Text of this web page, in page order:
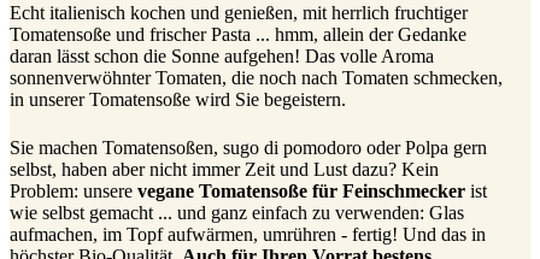
Echt italienisch kochen und genießen, mit herrlich fruchtiger
Tomatensoße und frischer Pasta ... hmm, allein der Gedanke
daran lässt schon die Sonne aufgehen! Das volle Aroma
sonnenverwöhnter Tomaten, die noch nach Tomaten schmecken,
in unserer Tomatensoße wird Sie begeistern.
Sie machen Tomatensoßen, sugo di pomodoro oder Polpa gern
selbst, haben aber nicht immer Zeit und Lust dazu? Kein
Problem: unsere vegane Tomatensoße für Feinschmecker ist
wie selbst gemacht ... und ganz einfach zu verwenden: Glas
aufmachen, im Topf aufwärmen, umrühren - fertig! Und das in